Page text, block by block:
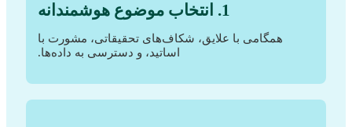
1. انتخاب موضوع هوشمندانه
همگامی با علایق، شکاف‌های تحقیقاتی، مشورت با
اساتید، و دسترسی به داده‌ها.